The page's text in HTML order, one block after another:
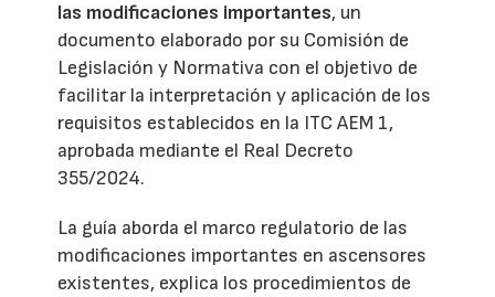
las modificaciones importantes, un
documento elaborado por su Comisión de
Legislación y Normativa con el objetivo de
facilitar la interpretación y aplicación de los
requisitos establecidos en la ITC AEM 1,
aprobada mediante el Real Decreto
355/2024.
La guía aborda el marco regulatorio de las
modificaciones importantes en ascensores
existentes, explica los procedimientos de